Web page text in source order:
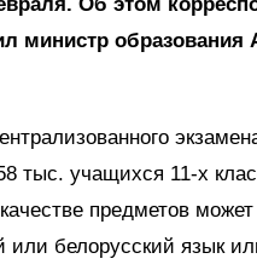
министр образования
тыс. учащихся 11-х
предметов
или белорусский язык